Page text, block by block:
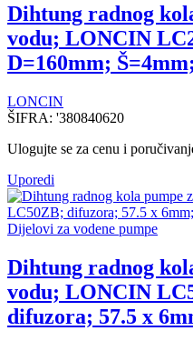
Dihtung radnog
vodu; LONCIN
D=160mm; Š=4mm;
LONCIN
ŠIFRA: '380840620
Ulogujte se za cenu i
Uporedi
Dijelovi za vodene pumpe
Dihtung radnog
vodu; LONCIN
difuzora; 57.5 x